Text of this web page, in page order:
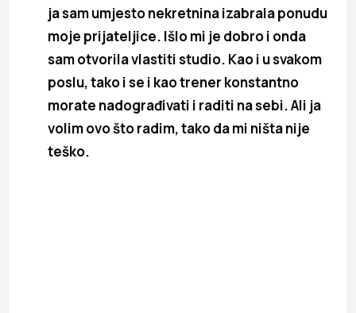
ja sam umjesto nekretnina izabrala ponudu
moje prijateljice. Išlo mi je dobro i onda
sam otvorila vlastiti studio. Kao i u svakom
poslu, tako i se i kao trener konstantno
morate nadograđivati i raditi na sebi. Ali ja
volim ovo što radim, tako da mi ništa nije
teško.